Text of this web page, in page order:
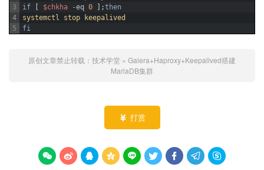
3
4
5
if
$chkha -eq 0 ;then
systemctl stop
keepalived
fi
原创文章禁止转载： 技术学堂 » Galera+Haproxy+Keepalived搭建
MariaDB集群
 打赏
        